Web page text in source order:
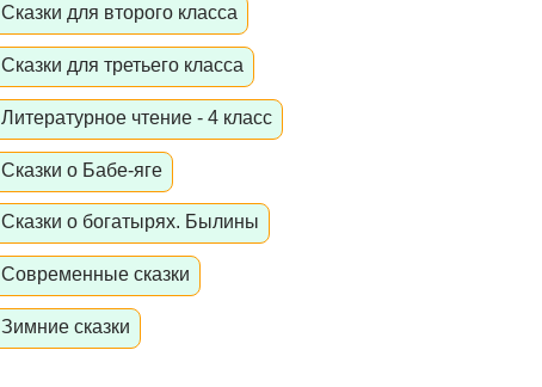
Сказки для второго класса
Сказки для третьего класса
Литературное чтение - 4 класс
Сказки о Бабе-яге
Сказки о богатырях. Былины
Современные сказки
Зимние сказки